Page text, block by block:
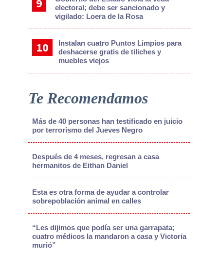
electoral; debe ser sancionado y
vigilado: Loera de la Rosa
Instalan cuatro Puntos Limpios para
deshacerse gratis de tiliches y
muebles viejos
Te Recomendamos
Más de 40 personas han testificado en juicio
por terrorismo del Jueves Negro
Después de 4 meses, regresan a casa
hermanitos de Eithan Daniel
Esta es otra forma de ayudar a controlar
sobrepoblación animal en calles
“Les dijimos que podía ser una garrapata;
cuatro médicos la mandaron a casa y Victoria
murió”